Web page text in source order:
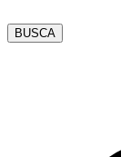
BUSCA